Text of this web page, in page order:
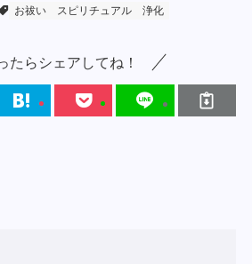
お祓い スピリチュアル 浄化
たらシェアしてね！